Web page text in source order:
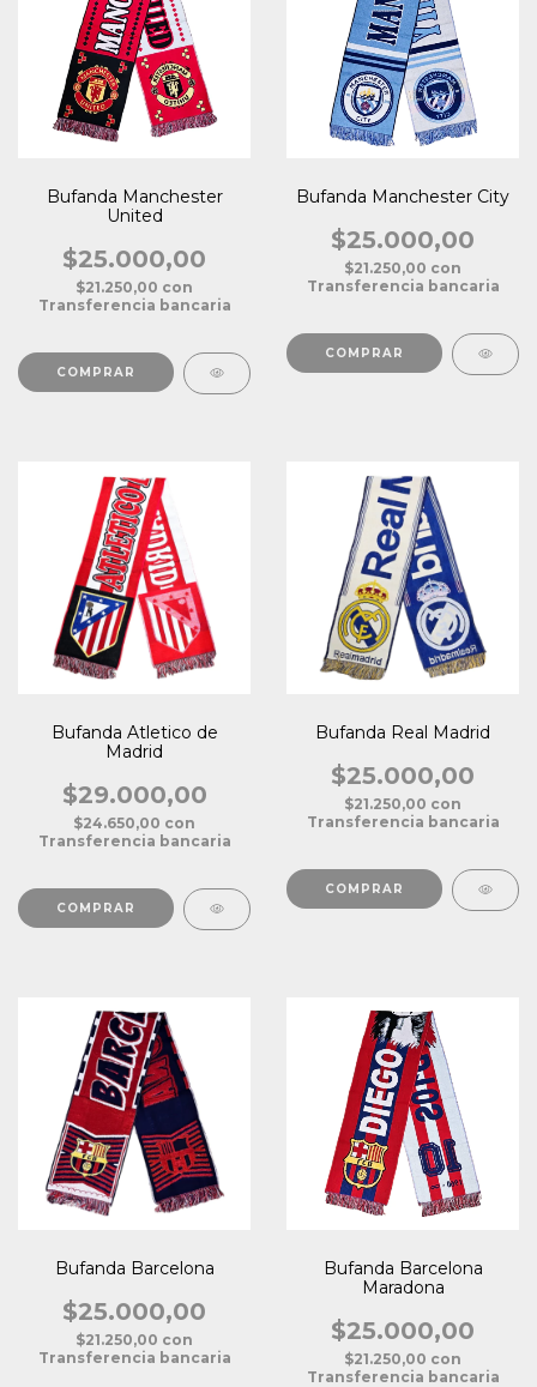
Bufanda Manchester
United
$25.000,00
$21.250,00 con
Transferencia bancaria
Bufanda Manchester City
$25.000,00
$21.250,00 con
Transferencia bancaria
Bufanda Atletico de
Madrid
$29.000,00
$24.650,00 con
Transferencia bancaria
Bufanda Real Madrid
$25.000,00
$21.250,00 con
Transferencia bancaria
Bufanda Barcelona
$25.000,00
$21.250,00 con
Transferencia bancaria
Bufanda Barcelona
Maradona
$25.000,00
$21.250,00 con
Transferencia bancaria